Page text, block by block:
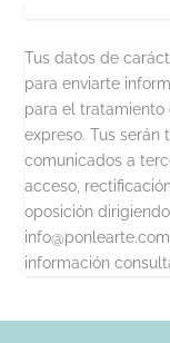
Tus datos de
para enviarte
para el tratamiento
expreso. Tus
comunicados a
acceso,
oposición
información